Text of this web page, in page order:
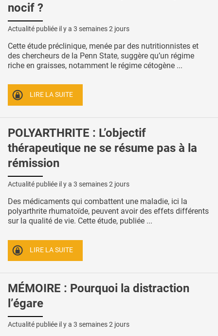
nocif ?
Actualité publiée il y a 3 semaines 2 jours
Cette étude préclinique, menée par des nutritionnistes et
des chercheurs de la Penn State, suggère qu’un régime
riche en graisses, notamment le régime cétogène ...
LIRE LA SUITE
POLYARTHRITE : L’objectif
thérapeutique ne se résume pas à la
rémission
Actualité publiée il y a 3 semaines 2 jours
Des médicaments qui combattent une maladie, ici la
polyarthrite rhumatoïde, peuvent avoir des effets différents
sur la qualité de vie. Cette étude, publiée ...
LIRE LA SUITE
MÉMOIRE : Pourquoi la distraction
l’égare
Actualité publiée il y a 3 semaines 2 jours